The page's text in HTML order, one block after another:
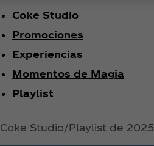
Coke Studio
Promociones
Experiencias
Momentos de Magia
Playlist
Coke Studio Playlist de 2025